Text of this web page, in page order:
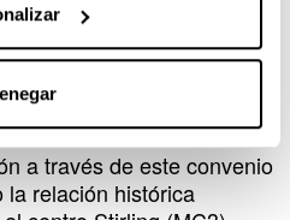
de la EHU.
Innovación de
a su vez subraya que
de atracción de
el entorno de
a través de este convenio
relación histórica